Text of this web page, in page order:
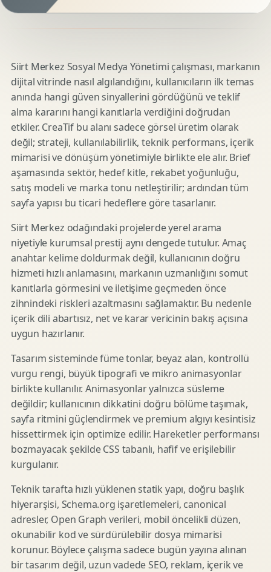
Siirt Merkez Sosyal Medya Yönetimi çalışması, markanın
dijital vitrinde nasıl algılandığını, kullanıcıların ilk temas
anında hangi güven sinyallerini gördüğünü ve teklif
alma kararını hangi kanıtlarla verdiğini doğrudan
etkiler. CreaTif bu alanı sadece görsel üretim olarak
değil; strateji, kullanılabilirlik, teknik performans, içerik
mimarisi ve dönüşüm yönetimiyle birlikte ele alır. Brief
aşamasında sektör, hedef kitle, rekabet yoğunluğu,
satış modeli ve marka tonu netleştirilir; ardından tüm
sayfa yapısı bu ticari hedeflere göre tasarlanır.
Siirt Merkez odağındaki projelerde yerel arama
niyetiyle kurumsal prestij aynı dengede tutulur. Amaç
anahtar kelime doldurmak değil, kullanıcının doğru
hizmeti hızlı anlamasını, markanın uzmanlığını somut
kanıtlarla görmesini ve iletişime geçmeden önce
zihnindeki riskleri azaltmasını sağlamaktır. Bu nedenle
içerik dili abartısız, net ve karar vericinin bakış açısına
uygun hazırlanır.
Tasarım sisteminde füme tonlar, beyaz alan, kontrollü
vurgu rengi, büyük tipografi ve mikro animasyonlar
birlikte kullanılır. Animasyonlar yalnızca süsleme
değildir; kullanıcının dikkatini doğru bölüme taşımak,
sayfa ritmini güçlendirmek ve premium algıyı kesintisiz
hissettirmek için optimize edilir. Hareketler performansı
bozmayacak şekilde CSS tabanlı, hafif ve erişilebilir
kurgulanır.
Teknik tarafta hızlı yüklenen statik yapı, doğru başlık
hiyerarşisi, Schema.org işaretlemeleri, canonical
adresler, Open Graph verileri, mobil öncelikli düzen,
okunabilir kod ve sürdürülebilir dosya mimarisi
korunur. Böylece çalışma sadece bugün yayına alınan
bir tasarım değil, uzun vadede SEO, reklam, içerik ve